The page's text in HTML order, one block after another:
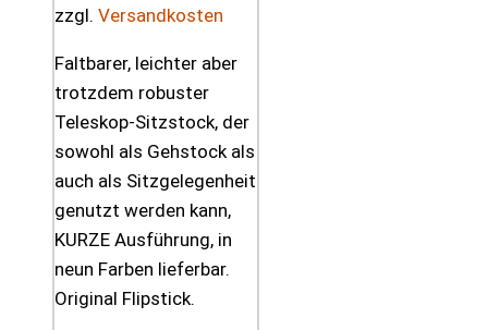
zzgl. Versandkosten
Faltbarer, leichter aber
trotzdem robuster
Teleskop-Sitzstock, der
sowohl als Gehstock als
auch als Sitzgelegenheit
genutzt werden kann,
KURZE Ausführung, in
neun Farben lieferbar.
Original Flipstick.